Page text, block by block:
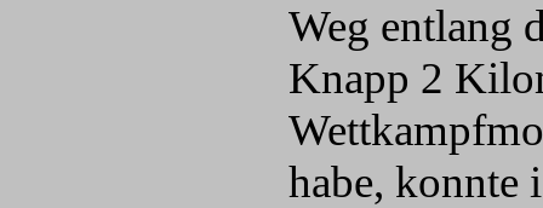
Weg entlang
Knapp 2
habe, konnte